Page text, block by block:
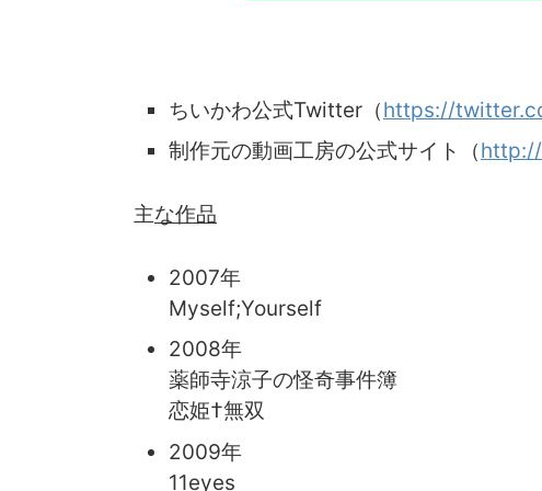
ちいかわ公式Twitter（https://
制作元の動画工房の公式サイト（
主な作品
2007年
Myself;Yourself
2008年
薬師寺涼子の怪奇事件簿
恋姫†無双
2009年
11eyes